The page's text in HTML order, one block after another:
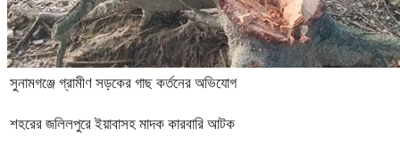
সুনামগঞ্জে গ্রামীণ সড়কের গাছ কর্তনের অভিযোগ
শহরের জলিলপুরে ইয়াবাসহ মাদক কারবারি আটক